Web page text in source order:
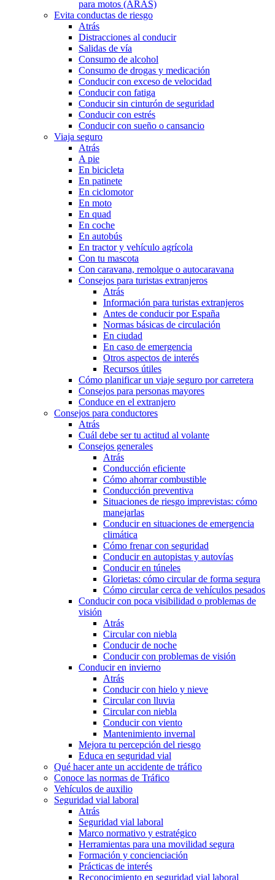
para motos (ARAS)
Evita conductas de riesgo
Atrás
Distracciones al conducir
Salidas de vía
Consumo de alcohol
Consumo de drogas y medicación
Conducir con exceso de velocidad
Conducir con fatiga
Conducir sin cinturón de seguridad
Conducir con estrés
Conducir con sueño o cansancio
Viaja seguro
Atrás
A pie
En bicicleta
En patinete
En ciclomotor
En moto
En quad
En coche
En autobús
En tractor y vehículo agrícola
Con tu mascota
Con caravana, remolque o autocaravana
Consejos para turistas extranjeros
Atrás
Información para turistas extranjeros
Antes de conducir por España
Normas básicas de circulación
En ciudad
En caso de emergencia
Otros aspectos de interés
Recursos útiles
Cómo planificar un viaje seguro por carretera
Consejos para personas mayores
Conduce en el extranjero
Consejos para conductores
Atrás
Cuál debe ser tu actitud al volante
Consejos generales
Atrás
Conducción eficiente
Cómo ahorrar combustible
Conducción preventiva
Situaciones de riesgo imprevistas: cómo
manejarlas
Conducir en situaciones de emergencia
climática
Cómo frenar con seguridad
Conducir en autopistas y autovías
Conducir en túneles
Glorietas: cómo circular de forma segura
Cómo circular cerca de vehículos pesados
Conducir con poca visibilidad o problemas de
visión
Atrás
Circular con niebla
Conducir de noche
Conducir con problemas de visión
Conducir en invierno
Atrás
Conducir con hielo y nieve
Circular con lluvia
Circular con niebla
Conducir con viento
Mantenimiento invernal
Mejora tu percepción del riesgo
Educa en seguridad vial
Qué hacer ante un accidente de tráfico
Conoce las normas de Tráfico
Vehículos de auxilio
Seguridad vial laboral
Atrás
Seguridad vial laboral
Marco normativo y estratégico
Herramientas para una movilidad segura
Formación y concienciación
Prácticas de interés
Reconocimiento en seguridad vial laboral